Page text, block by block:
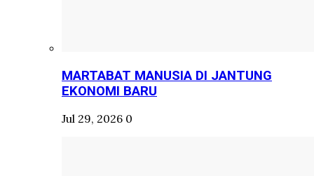
MARTABAT MANUSIA DI JANTUNG
EKONOMI BARU
Jul 29, 2026 0